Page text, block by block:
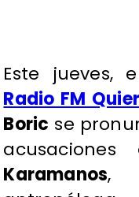
Este jueves,
Radio FM
Boric se
Karamanos,